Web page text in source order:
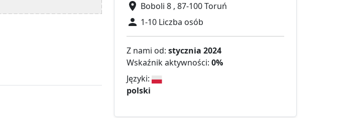
Boboli 8 , 87-100 Toruń
1-10 Liczba osób
Z nami od: stycznia 2024
Wskaźnik aktywności: 0%
Języki:
polski